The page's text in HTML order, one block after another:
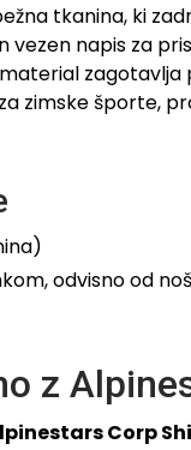
tkanina, ki
vezen napis za
zimske športe,
odvisno od
z
Corp